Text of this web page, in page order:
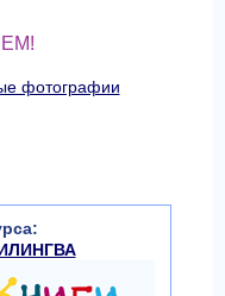
фотографии